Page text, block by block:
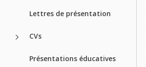
Lettres de présentation
CVs
Présentations éducatives